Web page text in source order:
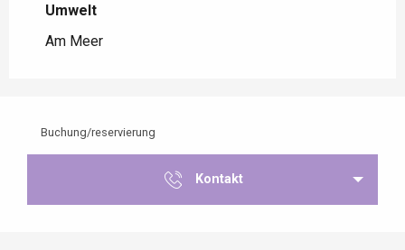
Umwelt
Umwelt
Am Meer
Buchung/reservierung
Kontakt